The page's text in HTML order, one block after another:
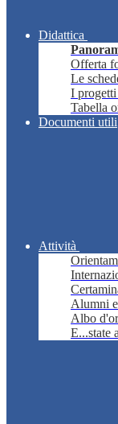
Didattica
Offerta
Le
I progetti
Tabella
Documenti utili
Attività
Alumni
Albo
E...state